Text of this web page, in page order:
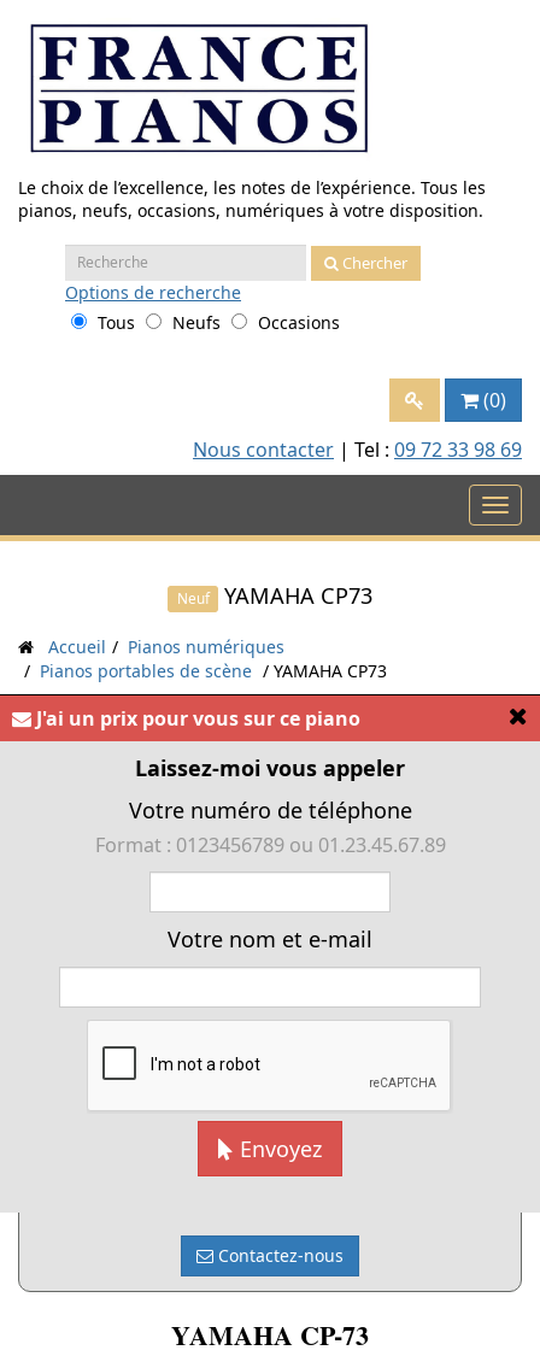
contenu
Le choix de l’excellence, les notes de l’expérience. Tous les
pianos, neufs, occasions, numériques à votre disposition.
Recherche
:
Chercher
Options de recherche
Tous
Neufs Occasions
(0)
Nous contacter | Tel : 09 72 33 98 69
Neuf YAMAHA CP73
Accueil
Pianos numériques
Pianos portables de scène
YAMAHA CP73
« Piano portable YAMAHA CP73 »
Cliquer pour agrandir
Prix :
Contactez-nous
YAMAHA CP-73
J'ai un prix pour vous sur ce piano
Laissez-moi vous appeler
Votre numéro de téléphone
Format : 0123456789 ou 01.23.45.67.89
Votre nom et e-mail
Envoyez